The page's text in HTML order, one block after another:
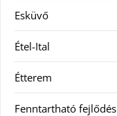
Esküvő
Étel-Ital
Étterem
Fenntartható fejlődés